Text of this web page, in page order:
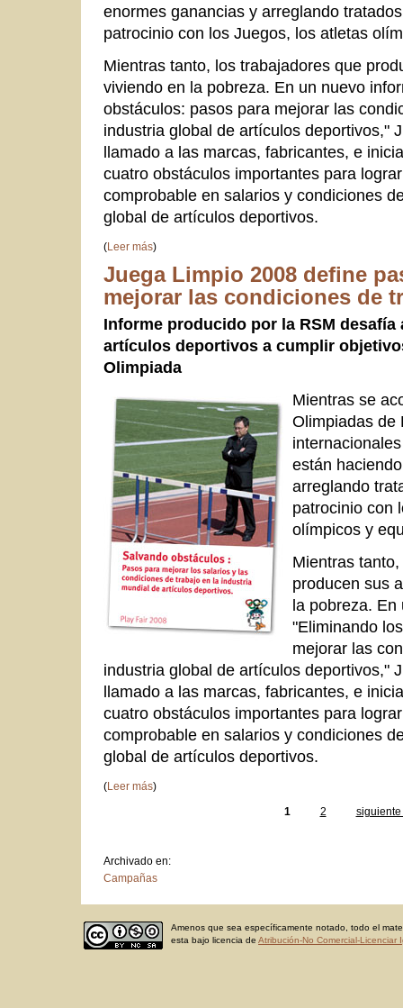
enormes ganancias y arreglando
patrocinio con los Juegos, los atletas
Mientras tanto, los trabajadores que
viviendo en la pobreza. En un nuevo
obstáculos: pasos para mejorar las
industria global de artículos deportivos,"
llamado a las marcas, fabricantes, e
cuatro obstáculos importantes para
comprobable en salarios y condiciones
global de artículos deportivos.
(Leer más)
Juega Limpio 2008 define
mejorar las condiciones de
Informe producido por la RSM desafía
artículos deportivos a cumplir
Olimpiada
Mientras se
Olimpiadas de
están
arreglando
patrocinio con
olímpicos y
Mientras
producen sus
la pobreza. En
"Eliminando
mejorar las
industria global de artículos deportivos,"
llamado a las marcas, fabricantes, e
cuatro obstáculos importantes para
comprobable en salarios y condiciones
global de artículos deportivos.
(Leer más)
1
2 siguiente
Archivado en:
Campañas
Amenos que sea específicamente notado, todo el
esta bajo licencia deAtribución-No Comercial-Licenciar